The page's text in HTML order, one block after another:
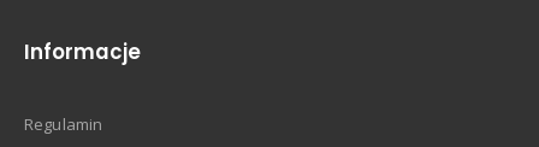
Informacje
Regulamin